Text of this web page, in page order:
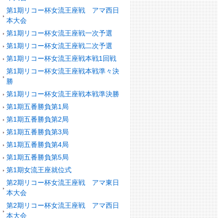
第1期リコー杯女流王座戦 アマ西日
本大会
第1期リコー杯女流王座戦一次予選
第1期リコー杯女流王座戦二次予選
第1期リコー杯女流王座戦本戦1回戦
第1期リコー杯女流王座戦本戦準々決
勝
第1期リコー杯女流王座戦本戦準決勝
第1期五番勝負第1局
第1期五番勝負第2局
第1期五番勝負第3局
第1期五番勝負第4局
第1期五番勝負第5局
第1期女流王座就位式
第2期リコー杯女流王座戦 アマ東日
本大会
第2期リコー杯女流王座戦 アマ西日
本大会